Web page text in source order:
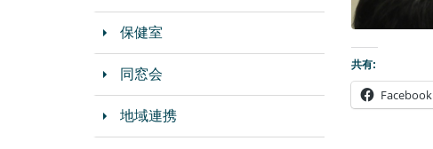
共有:
Facebook
保健室
同窓会
地域連携